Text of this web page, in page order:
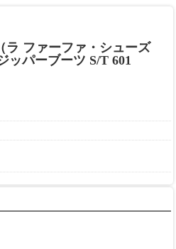
ラ ファーファ・シューズ
ッパーブーツ S/T 601